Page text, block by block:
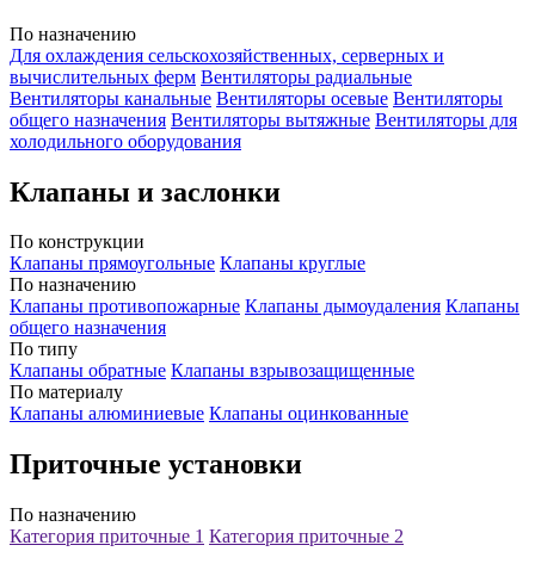
По назначению
Для охлаждения сельскохозяйственных, серверных и
вычислительных ферм Вентиляторы радиальные
Вентиляторы канальные Вентиляторы осевые Вентиляторы
общего назначения Вентиляторы вытяжные Вентиляторы для
холодильного оборудования
Клапаны и заслонки
По конструкции
Клапаны прямоугольные Клапаны круглые
По назначению
Клапаны противопожарные Клапаны дымоудаления Клапаны
общего назначения
По типу
Клапаны обратные Клапаны взрывозащищенные
По материалу
Клапаны алюминиевые Клапаны оцинкованные
Приточные установки
По назначению
Категория приточные 1 Категория приточные 2